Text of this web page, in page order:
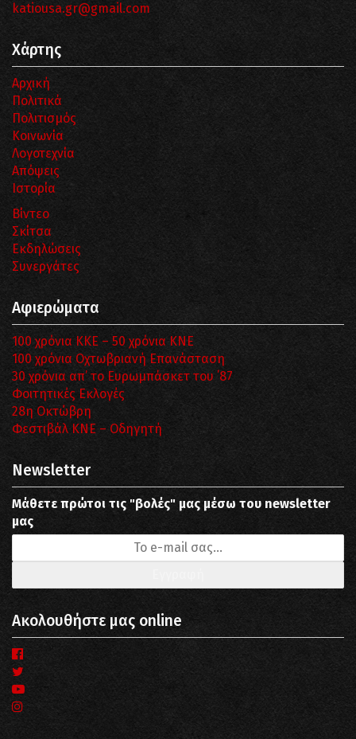
katiousa.gr@gmail.com
Χάρτης
Αρχική
Πολιτικά
Πολιτισμός
Κοινωνία
Λογοτεχνία
Απόψεις
Ιστορία
Βίντεο
Σκίτσα
Εκδηλώσεις
Συνεργάτες
Αφιερώματα
100 χρόνια ΚΚΕ – 50 χρόνια ΚΝΕ
100 χρόνια Οχτωβριανή Επανάσταση
30 χρόνια απ’ το Ευρωμπάσκετ του ΄87
Φοιτητικές Εκλογές
28η Οκτώβρη
Φεστιβάλ ΚΝΕ – Οδηγητή
Newsletter
Μάθετε πρώτοι τις "βολές" μας μέσω του newsletter
μας
Ακολουθήστε μας online